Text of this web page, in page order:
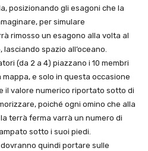
posizionando gli esagoni che la
per simulare
rimosso un esagono alla volta al
spazio all’oceano.
(da 2 a 4) piazzano i 10 membri
e solo in questa occasione
il valore numerico riportato sotto di
poiché ogni omino che alla
terrà ferma varrà un numero di
sotto i suoi piedi.
quindi portare sulle